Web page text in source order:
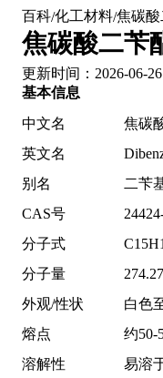
百科/化工材料/焦碳
焦碳酸二苄
更新时间：2026-06-26
基本信息
中文名
焦碳
英文名
别名
二苄
CAS号
分子式
分子量
274.27
外观/性状
白色
熔点
约50-
溶解性
易溶